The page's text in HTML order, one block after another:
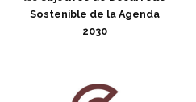
Sostenible de la Agenda
2030